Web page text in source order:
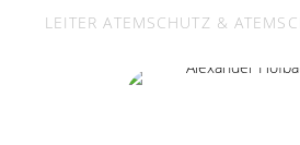
LEITER ATEMSCHUTZ &